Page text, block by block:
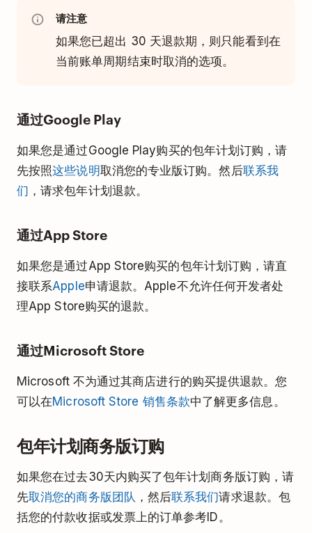
请注意
如果您已超出 30 天退款期，则只能看到在
当前账单周期结束时取消的选项。
通过Google Play
如果您是通过Google Play购买的包年计划订购，请
先按照这些说明取消您的专业版订购。然后联系我
们 ，请求包年计划退款。
通过App Store
如果您是通过App Store购买的包年计划订购，请直
接联系Apple申请退款。Apple不允许任何开发者处
理App Store购买的退款。
通过Microsoft Store
Microsoft 不为通过其商店进行的购买提供退款。您
可以在Microsoft Store 销售条款中了解更多信息。
包年计划商务版订购
如果您在过去30天内购买了包年计划商务版订购，请
先取消您的商务版团队 ，然后联系我们请求退款。包
括您的付款收据或发票上的订单参考ID。